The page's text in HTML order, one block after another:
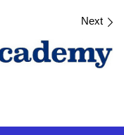
Next